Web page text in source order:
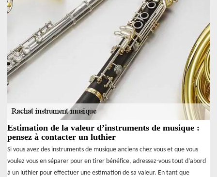
Estimation de la valeur d’instruments de musique :
pensez à contacter un luthier
Si vous avez des instruments de musique anciens chez vous et que vous
voulez vous en séparer pour en tirer bénéfice, adressez-vous tout d’abord
à un luthier pour effectuer une estimation de sa valeur. En tant que